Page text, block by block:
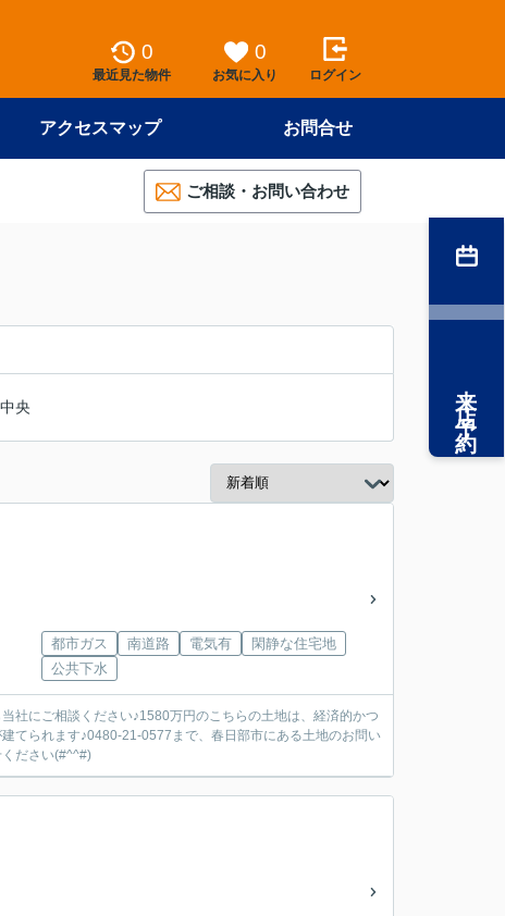
0
最近見た物件
0
お気に入り ログイン
アクセスマップ お問合せ
ご相談・お問い合わせ
央
都市ガス 南道路 電気有
閑静な住宅地
公共下水
社にご相談ください♪1580万円のこちらの土地は、経済的かつ
てられます♪0480-21-0577まで、春日部市にある土地のお問い
ださい(#^^#)
来店予約